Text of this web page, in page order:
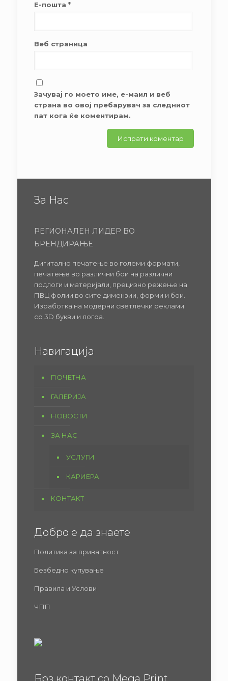
Е-пошта *
Веб страница
Зачувај го моето име, е-маил и веб
страна во овој пребарувач за следниот
пат кога ќе коментирам.
За Нас
РЕГИОНАЛЕН ЛИДЕР ВО
БРЕНДИРАЊЕ
Дигитално печатење во големи формати,
печатење во различни бои на различни
подлоги и материјали, прецизно режење на
ПВЦ фолии во сите димензии, форми и бои.
Изработка на модерни светлечки реклами
со 3D букви и логоа.
Навигација
ПОЧЕТНА
ГАЛЕРИЈА
НОВОСТИ
ЗА НАС
УСЛУГИ
КАРИЕРА
КОНТАКТ
Добро е да знаете
Политика за приватност
Безбедно купување
Правила и Услови
ЧПП
Брз контакт со Mega Print